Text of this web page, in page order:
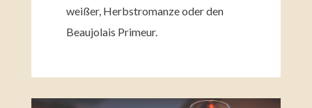
wei­ßer, Herbstro­man­ze oder den
Beau­jo­lais Primeur.